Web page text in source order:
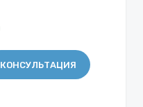
КОНСУЛЬТАЦИЯ